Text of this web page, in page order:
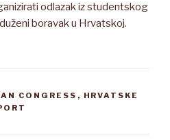
odlazak iz studentskog
boravak u Hrvatskoj.
CONGRESS , HRVATSKE